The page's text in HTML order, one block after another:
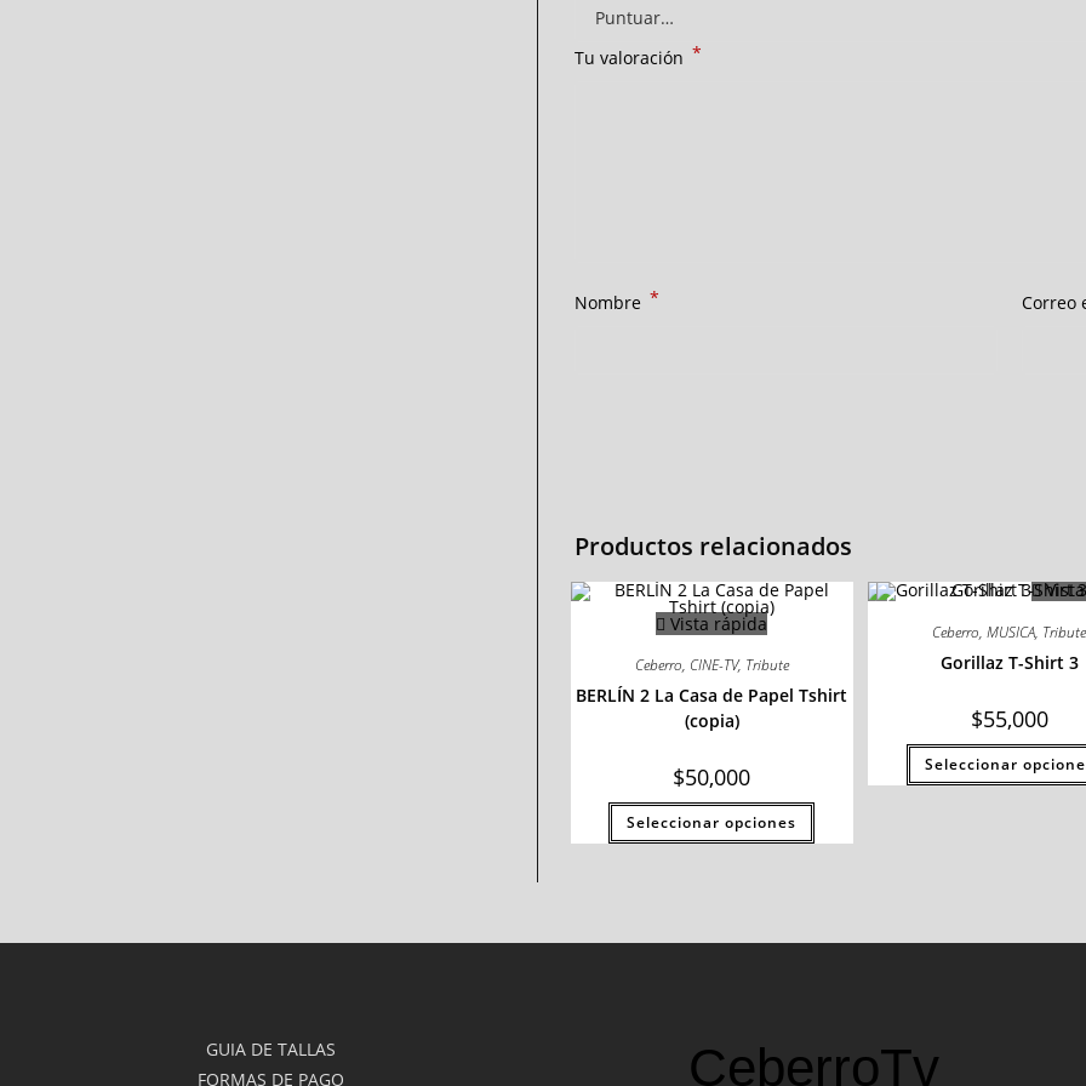
Tu valoración *
Nombre * Correo
Productos relacionados
Vista rápida
Ceberro, CINE-TV, Tribute
BERLÍN 2 La Casa de Papel Tshirt
(copia)
$50,000
Seleccionar opciones
Ceberro,MUSICA, Tribute
Gorillaz T-Shirt 3
$55,000
Seleccionar
GUIA DE TALLAS
FORMAS DE PAGO
CeberroTv